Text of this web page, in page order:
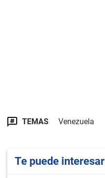
TEMAS Venezuela
Te puede interesar